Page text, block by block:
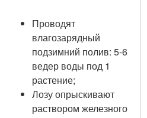
Проводят
влагозарядный
подзимний полив: 5-6
ведер воды под 1
растение;
Лозу опрыскивают
раствором железного